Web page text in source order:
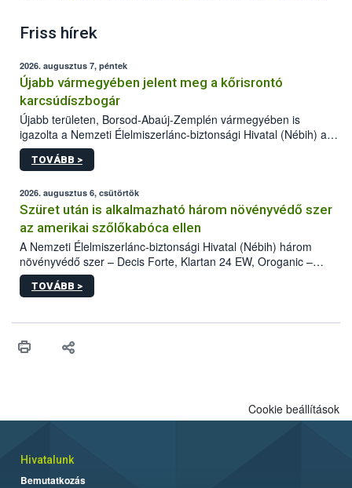
Friss hírek
2026. augusztus 7, péntek
Újabb vármegyében jelent meg a kőrisrontó
karcsúdíszbogár
Újabb területen, Borsod-Abaúj-Zemplén vármegyében is
igazolta a Nemzeti Élelmiszerlánc-biztonsági Hivatal (Nébih) a
kőrisrontó karcsúdíszbogár (Agrilus planipennis) jelenlétét. A
kártevőt nem csak színcsapdában találták meg, de már fertőzött
az intenzív felderítést, emellett az intézkedéseket a szlovák
hatósággal is összehangolják a terjedés megállítása érdekében.
TOVÁBB >
2026. augusztus 6, csütörtök
Szüret után is alkalmazható három növényvédő szer
az amerikai szőlőkabóca ellen
A Nemzeti Élelmiszerlánc-biztonsági Hivatal (Nébih) három
növényvédő szer – Decis Forte, Klartan 24 EW, Oroganic –
engedélyokiratát módosította, így azok a szüretet követően,
egészen a vesszőérettség (BBCH 91) stádiumáig
érésű szőlőkben is legyen lehetőség a károsító elleni további
felhasználók számára is elérhető és ökológiai termesztésben is
TOVÁBB >
Cookie beállítások
Hivatalunk
Bemutatkozás